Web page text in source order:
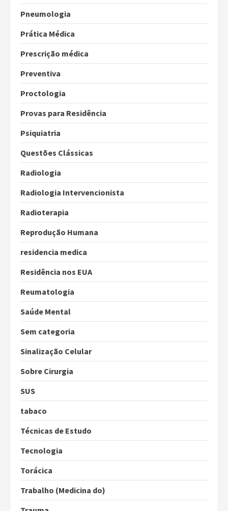
Pneumologia
Prática Médica
Prescrição médica
Preventiva
Proctologia
Provas para Residência
Psiquiatria
Questões Clássicas
Radiologia
Radiologia Intervencionista
Radioterapia
Reprodução Humana
residencia medica
Residência nos EUA
Reumatologia
Saúde Mental
Sem categoria
Sinalização Celular
Sobre Cirurgia
SUS
tabaco
Técnicas de Estudo
Tecnologia
Torácica
Trabalho (Medicina do)